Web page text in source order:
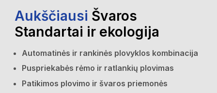
Aukščiausi Švaros
Standartai ir ekologija
Automatinės ir rankinės plovyklos kombinacija
Puspriekabės rėmo ir ratlankių plovimas
Patikimos plovimo ir švaros priemonės